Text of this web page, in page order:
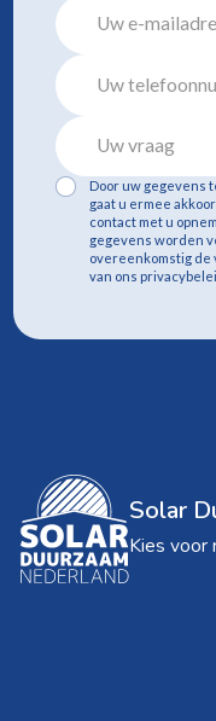
Door uw gegevens
gaat u ermee
contact met u
gegevens worden
overeenkomstig de
van ons
Solar
Kies voor